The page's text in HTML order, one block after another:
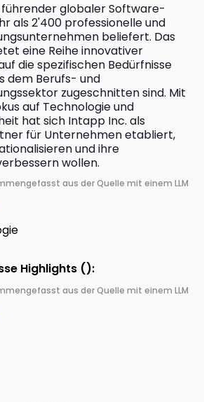
globaler Software-
als 2'400 professionelle und
beliefert. Das
eine Reihe innovativer
die spezifischen Bedürfnisse
dem Berufs- und
zugeschnitten sind. Mit
auf Technologie und
hat sich Intapp Inc. als
für Unternehmen etabliert,
und ihre
wollen.
aus der Quelle mit einem LLM
Highlights ():
aus der Quelle mit einem LLM